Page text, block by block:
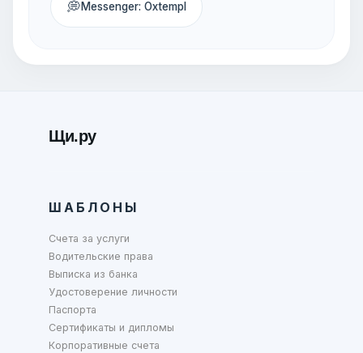
💭Messenger: Oxtempl
Щи.ру
ШАБЛОНЫ
Счета за услуги
Водительские права
Выписка из банка
Удостоверение личности
Паспорта
Сертификаты и дипломы
Корпоративные счета